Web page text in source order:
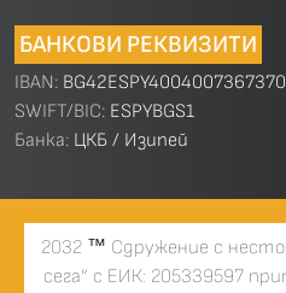
БАНКОВИ РЕКВИЗИТИ
IBAN:
SWIFT/BIC: ESPYBGS1
Банка: ЦКБ / Изипей
2032 ™ Сдружение с
сега” с ЕИК: 205339597